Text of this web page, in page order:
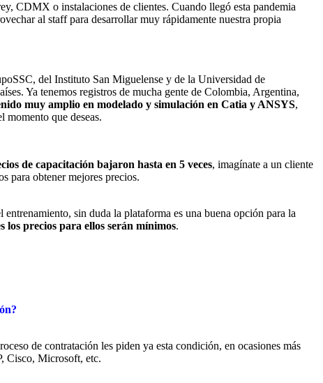
CDMX o instalaciones de clientes. Cuando llegó esta pandemia
al staff para desarrollar muy rápidamente nuestra propia
del Instituto San Miguelense y de la Universidad de
Ya tenemos registros de mucha gente de Colombia, Argentina,
muy amplio en modelado y simulación en Catia y ANSYS,
momento que deseas.
de capacitación bajaron hasta en 5 veces, imagínate a un cliente
para obtener mejores precios.
sin duda la plataforma es una buena opción para la
los precios para ellos serán mínimos.
de contratación les piden ya esta condición, en ocasiones más
Cisco, Microsoft, etc.